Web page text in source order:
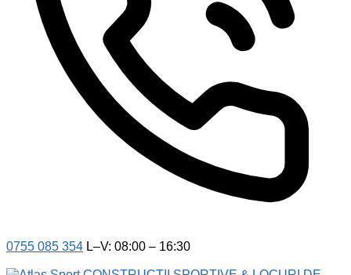
0755 085 354 L–V: 08:00 – 16:30